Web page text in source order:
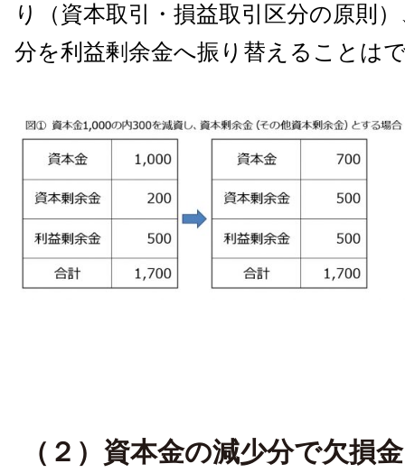
り（資本取引・損益取引区分の原則
分を利益剰余金へ振り替えることは
（２）資本金の減少分で欠損